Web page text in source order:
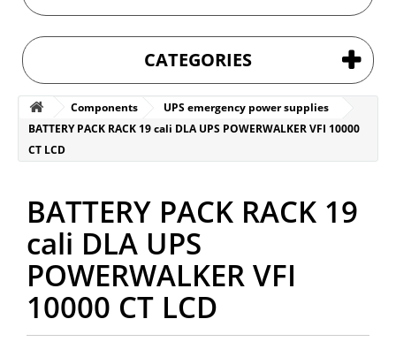
CATEGORIES
Components
UPS emergency power supplies
BATTERY PACK RACK 19 cali DLA UPS POWERWALKER VFI 10000
CT LCD
BATTERY PACK RACK 19
cali DLA UPS
POWERWALKER VFI
10000 CT LCD